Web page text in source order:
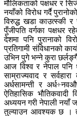
मौलिकताको पक्षधर र
नयाँको विरोध गर्दै
विरुद्ध खडा काउत्स्की र
पुँजीपति वर्गका पक्षधर
देशमा पनि पुरानाको
प्रतिगामी संविधानको
उभिन पुगे भन्ने कुरा
आज विश्व र नेपाल पनि
साम्राज्यवाद र
अर्धसामन्ती र
ऐतिहासिक भौतिकवादी
अध्ययन गरी नेपाली नयाँ
तुल्याउन आवश्यक छ ।